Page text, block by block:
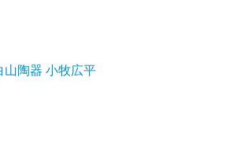
山陶器 小牧広平